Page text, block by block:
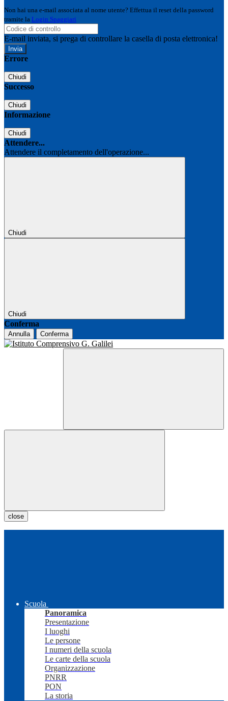
Non hai una e-mail associata al nome utente? Effettua il reset della password
tramite la Login Spaggiari
E-mail inviata, si prega di controllare la casella di posta elettronica!
Errore
Chiudi
Successo
Chiudi
Informazione
Chiudi
Attendere...
Attendere il completamento dell'operazione...
Chiudi
Chiudi
Conferma
Annulla Conferma
close
Scuola
Panoramica
Presentazione
I luoghi
Le persone
I numeri della scuola
Le carte della scuola
Organizzazione
PNRR
PON
La storia